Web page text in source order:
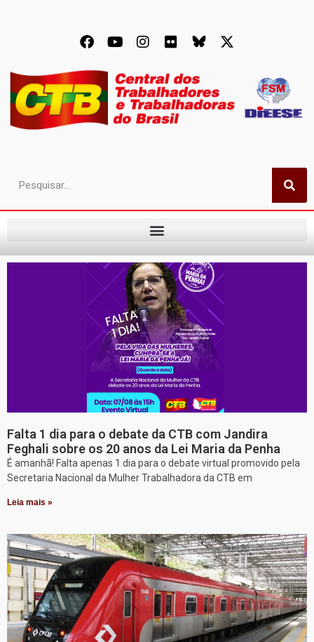
Falta 1 dia para o debate da CTB com Jandira
Feghali sobre os 20 anos da Lei Maria da Penha
É amanhã! Falta apenas 1 dia para o debate virtual promovido pela
Secretaria Nacional da Mulher Trabalhadora da CTB em
Leia mais »